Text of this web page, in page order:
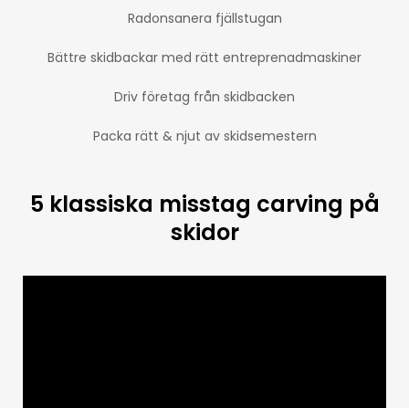
Radonsanera fjällstugan
Bättre skidbackar med rätt entreprenadmaskiner
Driv företag från skidbacken
Packa rätt & njut av skidsemestern
5 klassiska misstag carving på
skidor